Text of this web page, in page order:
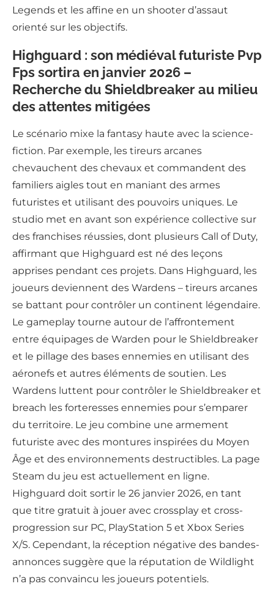
Legends et les affine en un shooter d’assaut
orienté sur les objectifs.
Highguard : son médiéval futuriste Pvp
Fps sortira en janvier 2026 –
Recherche du Shieldbreaker au milieu
des attentes mitigées
Le scénario mixe la fantasy haute avec la science-
fiction. Par exemple, les tireurs arcanes
chevauchent des chevaux et commandent des
familiers aigles tout en maniant des armes
futuristes et utilisant des pouvoirs uniques. Le
studio met en avant son expérience collective sur
des franchises réussies, dont plusieurs Call of Duty,
affirmant que Highguard est né des leçons
apprises pendant ces projets. Dans Highguard, les
joueurs deviennent des Wardens – tireurs arcanes
se battant pour contrôler un continent légendaire.
Le gameplay tourne autour de l’affrontement
entre équipages de Warden pour le Shieldbreaker
et le pillage des bases ennemies en utilisant des
aéronefs et autres éléments de soutien. Les
Wardens luttent pour contrôler le Shieldbreaker et
breach les forteresses ennemies pour s’emparer
du territoire. Le jeu combine une armement
futuriste avec des montures inspirées du Moyen
Âge et des environnements destructibles. La page
Steam du jeu est actuellement en ligne.
Highguard doit sortir le 26 janvier 2026, en tant
que titre gratuit à jouer avec crossplay et cross-
progression sur PC, PlayStation 5 et Xbox Series
X/S. Cependant, la réception négative des bandes-
annonces suggère que la réputation de Wildlight
n’a pas convaincu les joueurs potentiels.